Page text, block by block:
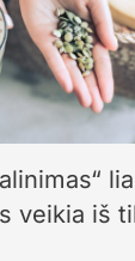
veikia iš